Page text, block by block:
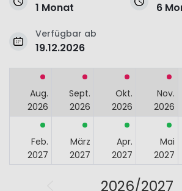
1 Monat 6
Verfügbar ab
19.12.2026
Aug.
2026
Sept.
2026
Okt.
2026
Nov.
2026
Feb.
2027
März
2027
Apr.
2027
Mai
2027
2026/2027